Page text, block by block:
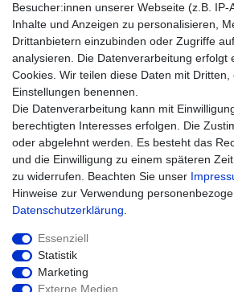
Einkaufen
Zahlungsarten
Versandarten & -kosten
Widerrufsrecht
Warenkorb
Zur Kasse
Hilfe
Besucher:innen unserer Webseite (z.B. IP-
Inhalte und Anzeigen zu personalisieren,
Drittanbietern einzubinden oder Zugriffe
analysieren. Die Datenverarbeitung erfolgt
Cookies. Wir teilen diese Daten mit Dritten,
Einstellungen benennen.
Die Datenverarbeitung kann mit
berechtigten Interesses erfolgen. Die
oder abgelehnt werden. Es besteht das
und die Einwilligung zu einem späteren
zu widerrufen. Beachten Sie unser
Hinweise zur Verwendung
Daten­schutz­erklärung
Essenziell
Statistik
Marketing
Externe Medien